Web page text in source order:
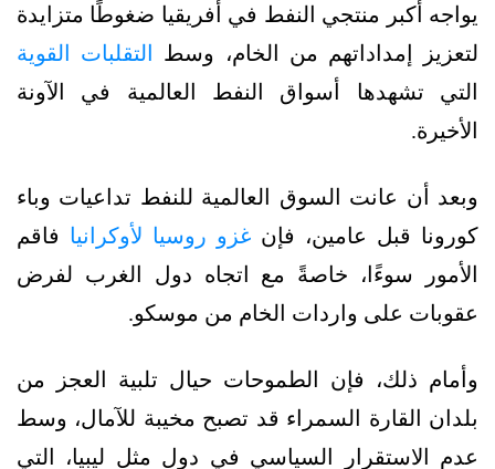
يواجه أكبر منتجي النفط في أفريقيا ضغوطًا متزايدة
لتعزيز إمداداتهم من الخام، وسط التقلبات القوية
التي تشهدها أسواق النفط العالمية في الآونة
الأخيرة.
وبعد أن عانت السوق العالمية للنفط تداعيات وباء
كورونا قبل عامين، فإن غزو روسيا لأوكرانيا فاقم
الأمور سوءًا، خاصةً مع اتجاه دول الغرب لفرض
عقوبات على واردات الخام من موسكو.
وأمام ذلك، فإن الطموحات حيال تلبية العجز من
بلدان القارة السمراء قد تصبح مخيبة للآمال، وسط
عدم الاستقرار السياسي في دول مثل ليبيا، التي